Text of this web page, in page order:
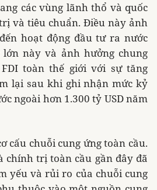
các vùng lãnh thổ và quốc
và tiêu chuẩn. Điều này ảnh
hoạt động đầu tư ra nước
lớn này và ảnh hưởng chung
toàn thế giới với sự tăng
lại sau khi ghi nhận mức kỷ
ngoài hơn 1.300 tỷ USD năm
cấu chuỗi cung ứng toàn cầu.
chính trị toàn cầu gần đây đã
yếu và rủi ro của chuỗi cung